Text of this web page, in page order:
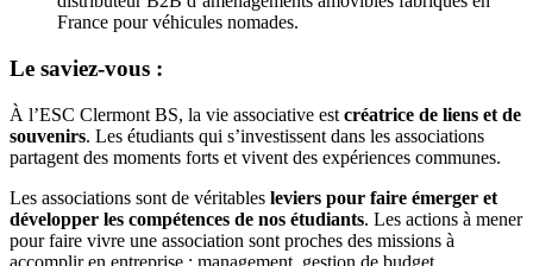
France pour véhicules nomades.
Le saviez-vous :
À l’ESC Clermont BS, la vie associative est créatrice de liens et de
souvenirs. Les étudiants qui s’investissent dans les associations
partagent des moments forts et vivent des expériences communes.
Les associations sont de véritables leviers pour faire émerger et
développer les compétences de nos étudiants. Les actions à mener
pour faire vivre une association sont proches des missions à
accomplir en entreprise : management, gestion de budget,